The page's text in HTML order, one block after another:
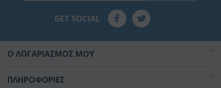
GET SOCIAL
O ΛΟΓΑΡΙΑΣΜΌΣ ΜΟΥ
ΠΛΗΡΟΦΟΡΊΕΣ